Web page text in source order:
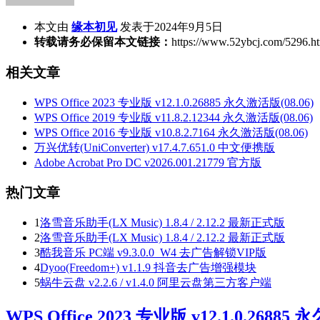
本文由 缘本初见 发表于2024年9月5日
转载请务必保留本文链接： https://www.52ybcj.com/
相关文章
WPS Office 2023 专业版 v12.1.0.26885 永久激活版(08.06)
WPS Office 2019 专业版 v11.8.2.12344 永久激活版(08.06)
WPS Office 2016 专业版 v10.8.2.7164 永久激活版(08.06)
万兴优转(UniConverter) v17.4.7.651.0 中文便携版
Adobe Acrobat Pro DC v2026.001.21779 官方版
热门文章
1洛雪音乐助手(LX Music) 1.8.4 / 2.12.2 最新正式版
2洛雪音乐助手(LX Music) 1.8.4 / 2.12.2 最新正式版
3酷我音乐 PC端 v9.3.0.0_W4 去广告解锁VIP版
4Dyoo(Freedom+) v1.1.9 抖音去广告增强模块
5蜗牛云盘 v2.2.6 / v1.4.0 阿里云盘第三方客户端